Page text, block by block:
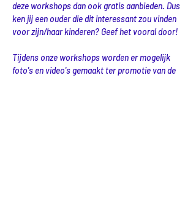
deze workshops dan ook gratis aanbieden. Dus
ken jij een ouder die dit interessant zou vinden
voor zijn/haar kinderen? Geef het vooral door!
Tijdens onze workshops worden er mogelijk
foto's en video's gemaakt ter promotie van de